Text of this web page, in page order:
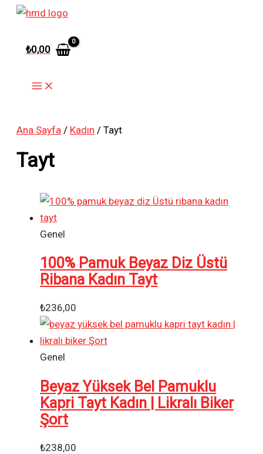
İçeriğe
₺0,00
Ana Sayfa / Kadın / Tayt
Tayt
Genel
100% Pamuk Beyaz Diz Üstü
Ribana Kadın Tayt
₺236,00
Genel
Beyaz Yüksek Bel Pamuklu
Kapri Tayt Kadın | Likralı Biker
Şort
₺238,00